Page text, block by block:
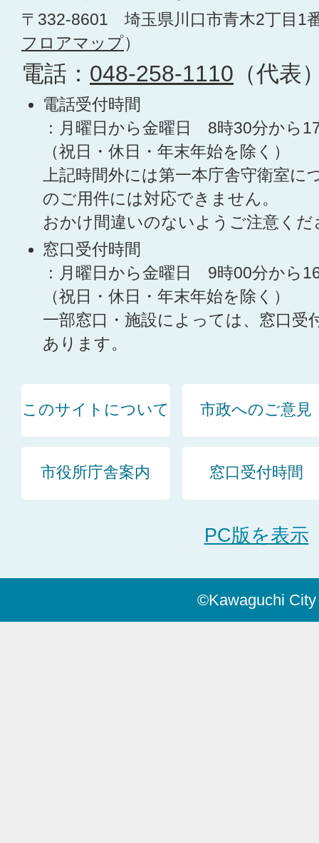
〒332-8601 埼玉県川口市青木2丁目1
フロアマップ）
電話： 048-258-1110 （代表
電話受付時間
：月曜日から金曜日 8時30分から
（祝日・休日・年末年始を除く）
上記時間外には第一本庁舎守衛室に
のご用件には対応できません。
おかけ間違いのないようご注意くだ
窓口受付時間
：月曜日から金曜日 9時00分から
（祝日・休日・年末年始を除く）
一部窓口・施設によっては、窓口受
あります。
このサイトについて 市政へのご意見
市役所庁舎案内 窓口受付時間
PC版を表示
©Kawaguchi City